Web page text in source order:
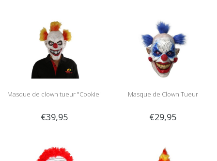
Masque de clown tueur "Cookie"
€39,95
Masque de Clown Tueur
€29,95